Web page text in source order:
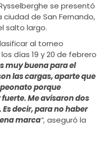
se presentó
de San Fernando,
salto largo.
al torneo
días 19 y 20 de febrero
muy buena para el
las cargas, aparte que
porque
Me avisaron dos
decir, para no haber
marca”,aseguró la